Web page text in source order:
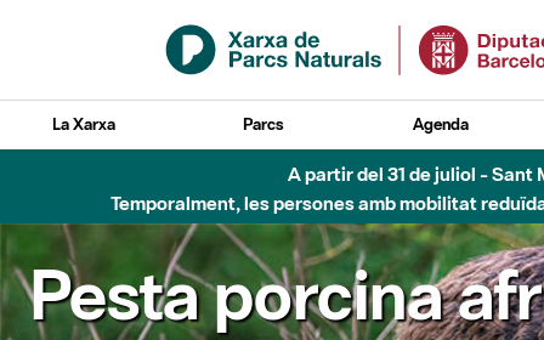
Salta al contingut principal
La Xarxa Parcs Agenda
A partir del 31 de juliol -
Temporalment, les persones amb mobilitat
Pesta porcina